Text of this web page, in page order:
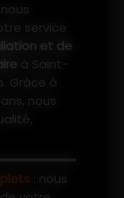
nous
service
et de
à Saint-
Grâce à
nous
: nous